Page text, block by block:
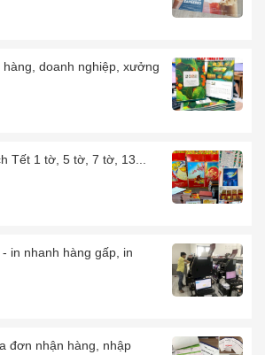
doanh nghiệp, xưởng
Tết 1 tờ, 5 tờ, 7 tờ, 13...
in nhanh hàng gấp, in
đơn nhận hàng, nhập